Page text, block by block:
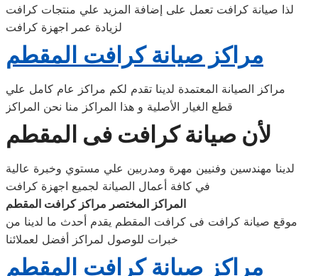
لذا صيانة كرافت تعمل على إضافة المزيد علي منتجات كرافت
لزيادة عمر اجهزة كرافت
مراكز صيانة كرافت المقطم
مراكز الصيانة المعتمدة لدينا تقدم لكم مراكز عام كامل علي
قطع الغيار الأصلية و هذا المراكز منا نحن المراكز
لأن صيانة كرافت فى المقطم
لدينا مهندسين وفنيين مهرة ومدربين علي مستوي وخبرة عالية
في كافة أعمال الصيانة لجميع اجهزة كرافت
المراكز المختصر مراكز كرافت المقطم
موقع صيانة كرافت فى كرافت المقطم يقدم أحدث ما لدينا من
خبرات للوصول لمراكز أفضل لعملائنا
مراكز صيانة كرافت المقطم